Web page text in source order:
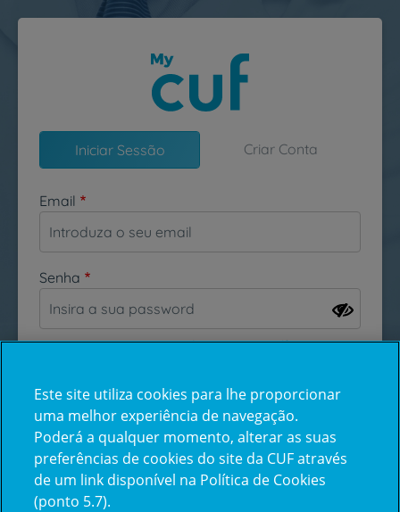
Passar para o conteúdo principal
Iniciar Sessão Criar Conta
Email
Senha
Esqueceu-se da sua password?
Inicie sessão com a Apple
Este site utiliza cookies para lhe proporcionar
uma melhor experiência de navegação.
Poderá a qualquer momento, alterar as suas
preferências de cookies do site da CUF através
de um link disponível na Política de Cookies
(ponto 5.7).